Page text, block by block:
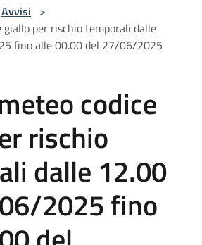
Avvisi >
per rischio temporali dalle
fino alle 00.00 del 27/06/2025
codice
rischio
dalle 12.00
2025 fino